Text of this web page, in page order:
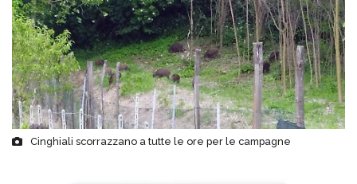
Cinghiali scorrazzano a tutte le ore per le campagne